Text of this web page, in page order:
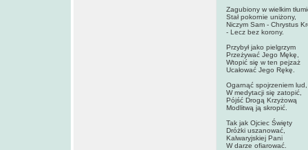
Zagubiony w wielkim
Stał pokornie uniżony,
Niczym Sam - Chrystus
- Lecz bez korony.
Przybył jako pielgrzym
Przeżywać Jego Mękę,
Wtopić się w ten pejzaż
Ucałować Jego Rękę.
Ogarnąć spojrzeniem lud,
W medytacji się zatopić,
Pójść Drogą Krzyżową
Modlitwą ją skropić.
Tak jak Ojciec Święty
Dróżki uszanować,
Kalwaryjskiej Pani
W darze ofiarować.